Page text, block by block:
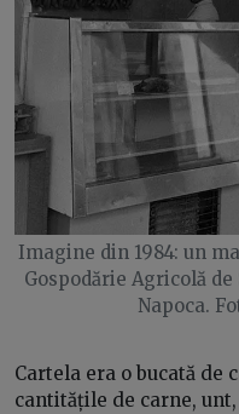
Imagine din 1984: un
Gospodărie Agricolă
Napoca.
Cartela era o bucată de
cantitățile de carne,